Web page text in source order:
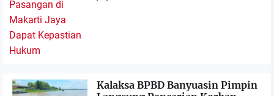
Kalaksa BPBD Banyuasin Pimpin